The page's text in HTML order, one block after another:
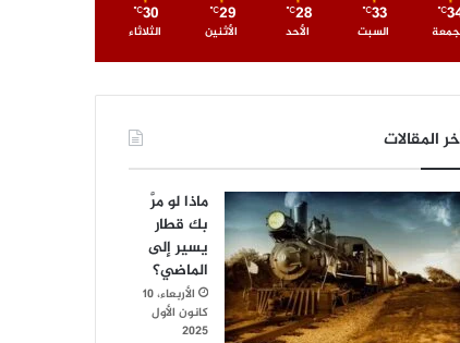
℃
33
℃
السبت
28
℃
الأحد
29
℃
الأثنين
30
℃
الثلاثاء
المقالات
ماذا لو مرَّ
بك قطار
يسير إلى
الماضي؟
الأربعاء، 10
كانون الأول
2025